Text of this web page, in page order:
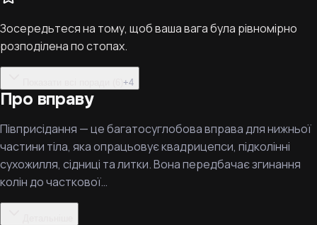
Зосередьтеся на тому, щоб ваша вага була рівномірно
розподілена по стопах.
+4
Про вправу
Півприсідання — це багатосуглобова вправа для нижньої
частини тіла, яка опрацьовує квадрицепси, підколінні
сухожилля, сідниці та литки. Вона передбачає згинання
колін до часткової…